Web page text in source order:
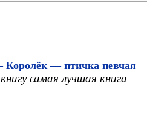
— птичка певчая
самая лучшая книга